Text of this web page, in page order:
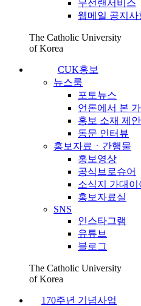
무선랜서비스
웹메일 공지사
The Catholic University
of Korea
CUK홍보
뉴스룸
포토뉴스
언론에서 본
홍보 소재 제안
동문 인터뷰
홍보자료ㆍ간행물
홍보영상
공식브로슈어
소식지 가대이
홍보자료실
SNS
인스타그램
유튜브
블로그
The Catholic University
of Korea
170주년 기념사업